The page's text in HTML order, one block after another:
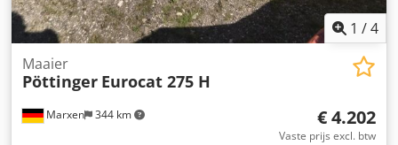
1 /4
Marxen 344 km
Maaier
Pöttinger Eurocat 275 H
€ 4.202
Vaste prijs excl. btw